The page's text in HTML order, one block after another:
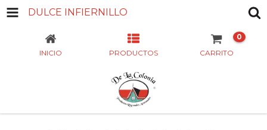
DULCE INFIERNILLO
INICIO PRODUCTOS CARRITO
0